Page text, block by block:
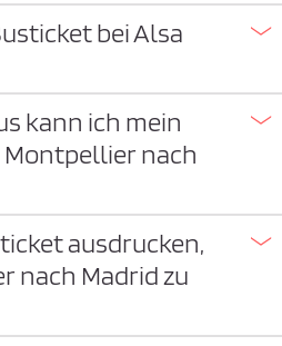
bei Alsa
kann ich mein
Montpellier nach
ausdrucken,
nach Madrid zu